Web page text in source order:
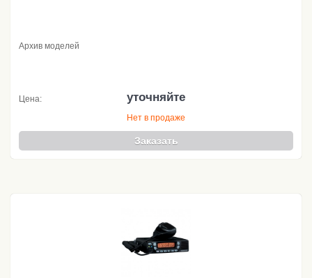
Архив моделей
Цена: уточняйте
Нет в продаже
Заказать